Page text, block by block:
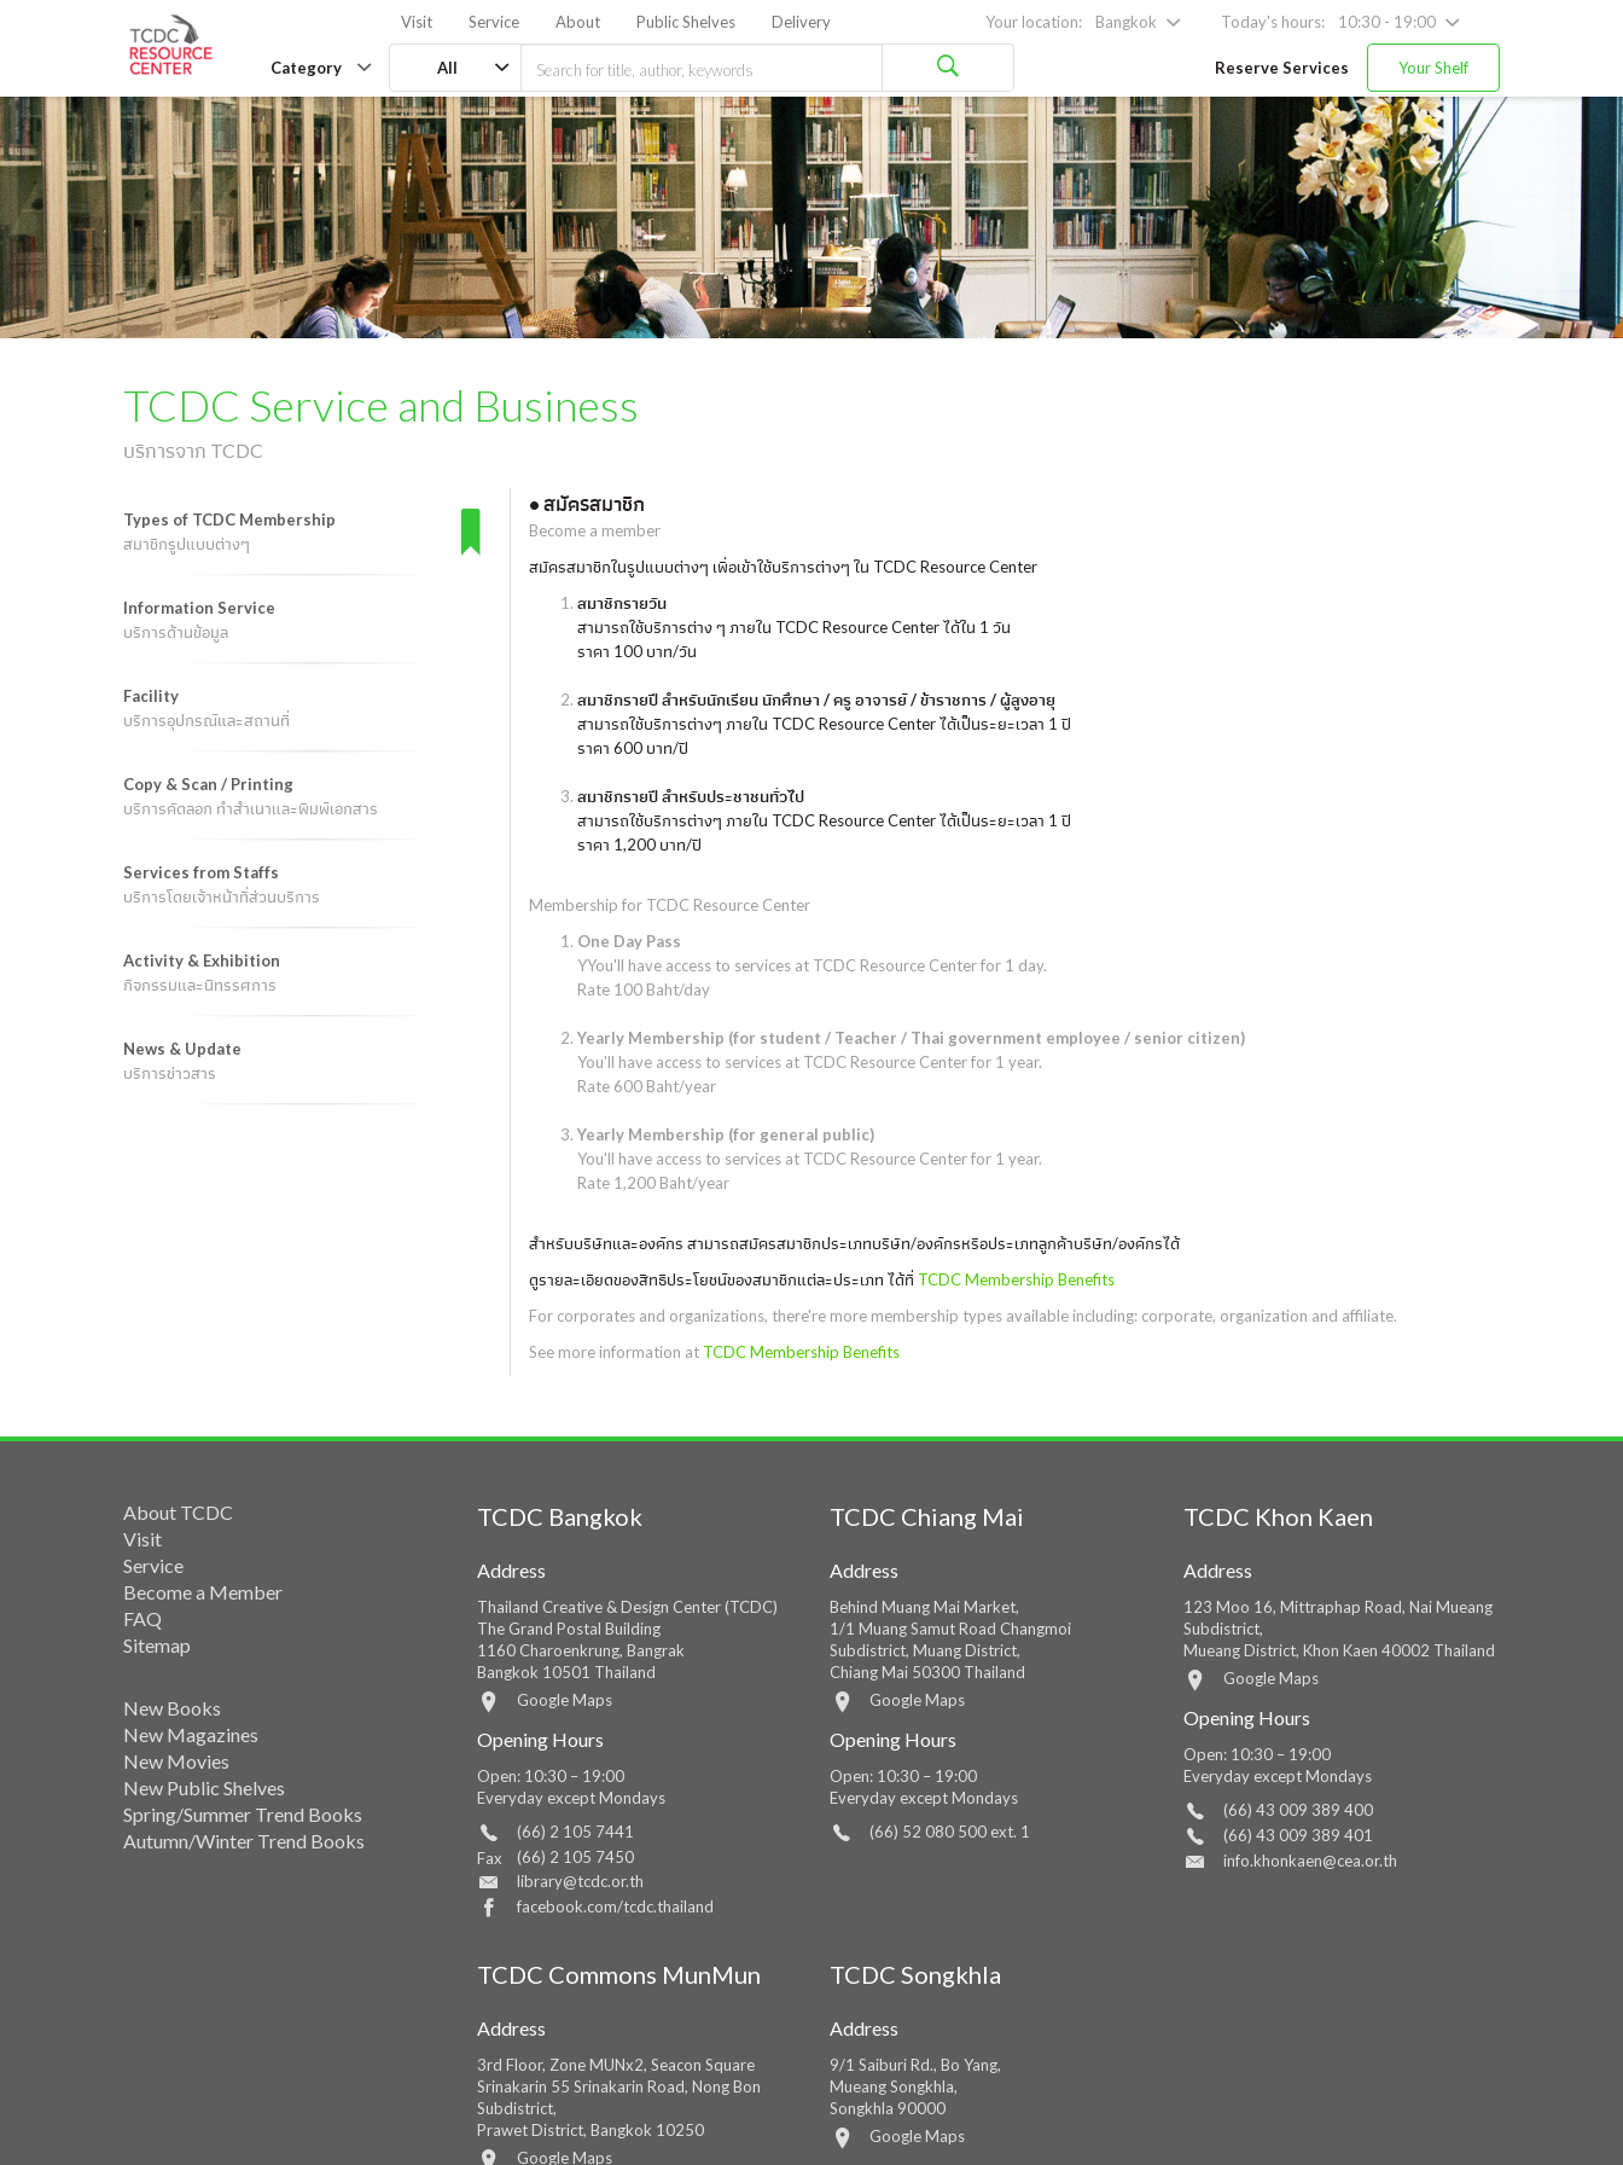
Visit Service About Public Shelves Delivery Your location: Bangkok Today's hours: 10:30 - 19:00
Category Reserve Services Your Shelf
All
TCDC Service and Business
บริการจาก TCDC
Types of TCDC Membership
สมาชิกรูปแบบต่างๆ
Information Service
บริการด้านข้อมูล
Facility
บริการอุปกรณ์และสถานที่
Copy & Scan / Printing
บริการคัดลอก ทำสำเนาและพิมพ์เอกสาร
Services from Staffs
บริการโดยเจ้าหน้าที่ส่วนบริการ
Activity & Exhibition
กิจกรรมและนิทรรศการ
News & Update
บริการข่าวสาร
• สมัครสมาชิก
Become a member
สมัครสมาชิกในรูปแบบต่างๆ เพื่อเข้าใช้บริการต่างๆ ใน TCDC Resource Center
สมาชิกรายวัน
สามารถใช้บริการต่าง ๆ ภายใน TCDC Resource Center ได้ใน 1 วัน
ราคา 100 บาท/วัน
สมาชิกรายปี สำหรับนักเรียน นักศึกษา / ครู อาจารย์ / ข้าราชการ / ผู้สูงอายุ
สามารถใช้บริการต่างๆ ภายใน TCDC Resource Center ได้เป็นระยะเวลา 1 ปี
ราคา 600 บาท/ปี
สมาชิกรายปี สำหรับประชาชนทั่วไป
สามารถใช้บริการต่างๆ ภายใน TCDC Resource Center ได้เป็นระยะเวลา 1 ปี
ราคา 1,200 บาท/ปี
Membership for TCDC Resource Center
One Day Pass
YYou'll have access to services at TCDC Resource Center for 1 day.
Rate 100 Baht/day
Yearly Membership (for student / Teacher / Thai government employee / senior citizen)
You'll have access to services at TCDC Resource Center for 1 year.
Rate 600 Baht/year
Yearly Membership (for general public)
You'll have access to services at TCDC Resource Center for 1 year.
Rate 1,200 Baht/year
สำหรับบริษัทและองค์กร สามารถสมัครสมาชิกประเภทบริษัท/องค์กรหรือประเภทลูกค้าบริษัท/องค์กรได้
ดูรายละเอียดของสิทธิประโยชน์ของสมาชิกแต่ละประเภท ได้ที่ TCDC Membership Benefits
For corporates and organizations, there're more membership types available including: corporate, organization and affiliate.
See more information at TCDC Membership Benefits
About TCDC
Visit
Service
Become a Member
FAQ
Sitemap
New Books
New Magazines
New Movies
New Public Shelves
Spring/Summer Trend Books
Autumn/Winter Trend Books
TCDC Bangkok
Address
Thailand Creative & Design Center (TCDC)
The Grand Postal Building
1160 Charoenkrung, Bangrak
Bangkok 10501 Thailand
Google Maps
Opening Hours
Open: 10:30 – 19:00
Everyday except Mondays
(66) 2 105 7441
Fax
(66) 2 105 7450
library@tcdc.or.th
facebook.com/tcdc.thailand
TCDC Chiang Mai
Address
Behind Muang Mai Market,
1/1 Muang Samut Road Changmoi
Subdistrict, Muang District,
Chiang Mai 50300 Thailand
Google Maps
Opening Hours
Open: 10:30 – 19:00
Everyday except Mondays
(66) 52 080 500 ext. 1
TCDC Khon Kaen
Address
123 Moo 16, Mittraphap Road, Nai Mueang
Subdistrict,
Mueang District, Khon Kaen 40002 Thailand
Google Maps
Opening Hours
Open: 10:30 – 19:00
Everyday except Mondays
(66) 43 009 389 400
(66) 43 009 389 401
info.khonkaen@cea.or.th
TCDC Commons MunMun
Address
3rd Floor, Zone MUNx2, Seacon Square
Srinakarin 55 Srinakarin Road, Nong Bon
Subdistrict,
Prawet District, Bangkok 10250
Google Maps
TCDC Songkhla
Address
9/1 Saiburi Rd., Bo Yang,
Mueang Songkhla,
Songkhla 90000
Google Maps